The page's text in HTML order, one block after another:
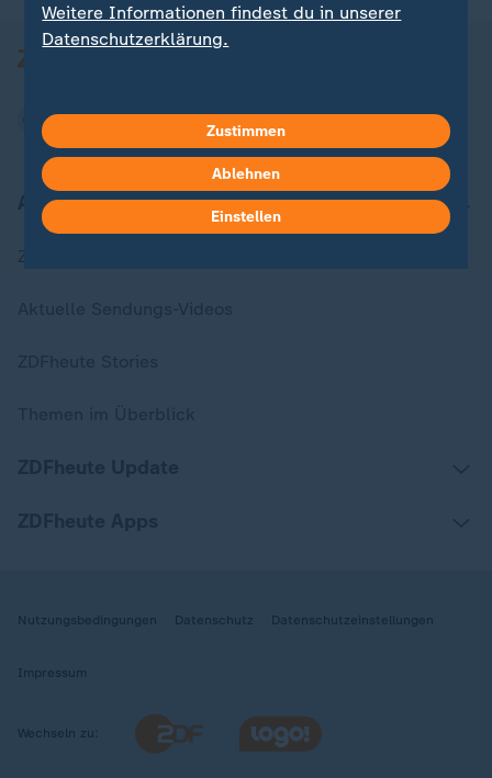
Aktuell bei ZDFheute
Nutzungsbedingungen Datenschutz Datenschutzeinstellungen
Impressum
Wechseln zu:
Weitere Informationen findest du in unserer
Datenschutzerklärung.
Zustimmen
Ablehnen
Einstellen